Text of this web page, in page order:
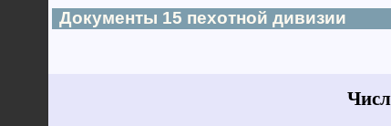
Документы 15 пехотной дивизии